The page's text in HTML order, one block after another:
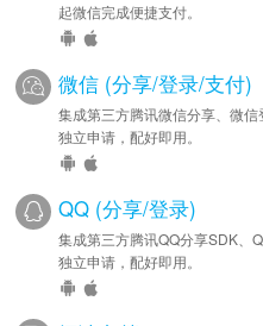
起微信完成便捷支付。
微信 (分享/登录/支付)
集成第三方腾讯微信分享、微
独立申请，配好即用。
QQ (分享/登录)
集成第三方腾讯QQ分享SDK、
独立申请，配好即用。